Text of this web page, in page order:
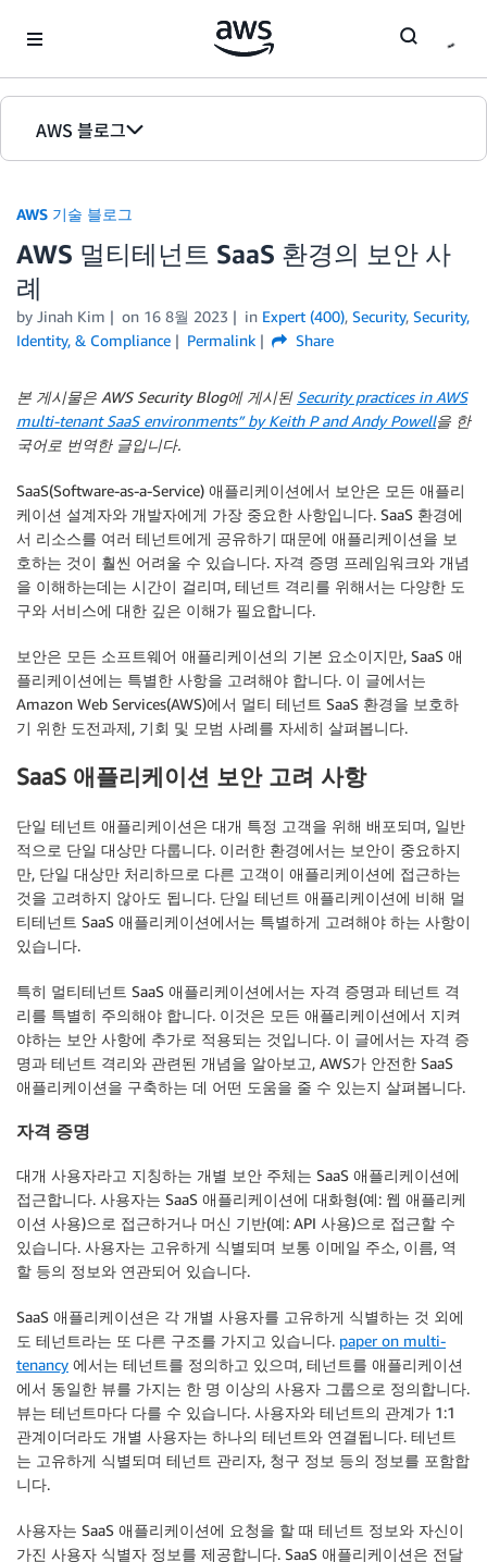
AWS 블로그
홈
에디션
AWS 기술 블로그
AWS 멀티테넌트 SaaS 환경의 보안 사
례
by Jinah Kim on 16 8월 2023 in Expert (400), Security, Security,
Identity, & Compliance
Permalink Share
본 게시물은 AWS Security Blog에 게시된 Security practices in AWS
multi-tenant SaaS environments” by Keith P and Andy Powell을 한
국어로 번역한 글입니다.
SaaS(Software-as-a-Service) 애플리케이션에서 보안은 모든 애플리
케이션 설계자와 개발자에게 가장 중요한 사항입니다. SaaS 환경에
서 리소스를 여러 테넌트에게 공유하기 때문에 애플리케이션을 보
호하는 것이 훨씬 어려울 수 있습니다. 자격 증명 프레임워크와 개념
을 이해하는데는 시간이 걸리며, 테넌트 격리를 위해서는 다양한 도
구와 서비스에 대한 깊은 이해가 필요합니다.
보안은 모든 소프트웨어 애플리케이션의 기본 요소이지만, SaaS 애
플리케이션에는 특별한 사항을 고려해야 합니다. 이 글에서는
Amazon Web Services(AWS)에서 멀티 테넌트 SaaS 환경을 보호하
기 위한 도전과제, 기회 및 모범 사례를 자세히 살펴봅니다.
SaaS 애플리케이션 보안 고려 사항
단일 테넌트 애플리케이션은 대개 특정 고객을 위해 배포되며, 일반
적으로 단일 대상만 다룹니다. 이러한 환경에서는 보안이 중요하지
만, 단일 대상만 처리하므로 다른 고객이 애플리케이션에 접근하는
것을 고려하지 않아도 됩니다. 단일 테넌트 애플리케이션에 비해 멀
티테넌트 SaaS 애플리케이션에서는 특별하게 고려해야 하는 사항이
있습니다.
특히 멀티테넌트 SaaS 애플리케이션에서는 자격 증명과 테넌트 격
리를 특별히 주의해야 합니다. 이것은 모든 애플리케이션에서 지켜
야하는 보안 사항에 추가로 적용되는 것입니다. 이 글에서는 자격 증
명과 테넌트 격리와 관련된 개념을 알아보고, AWS가 안전한 SaaS
애플리케이션을 구축하는 데 어떤 도움을 줄 수 있는지 살펴봅니다.
자격 증명
대개 사용자라고 지칭하는 개별 보안 주체는 SaaS 애플리케이션에
접근합니다. 사용자는 SaaS 애플리케이션에 대화형(예: 웹 애플리케
이션 사용)으로 접근하거나 머신 기반(예: API 사용)으로 접근할 수
있습니다. 사용자는 고유하게 식별되며 보통 이메일 주소, 이름, 역
할 등의 정보와 연관되어 있습니다.
SaaS 애플리케이션은 각 개별 사용자를 고유하게 식별하는 것 외에
도 테넌트라는 또 다른 구조를 가지고 있습니다. paper on multi-
tenancy 에서는 테넌트를 정의하고 있으며, 테넌트를 애플리케이션
에서 동일한 뷰를 가지는 한 명 이상의 사용자 그룹으로 정의합니다.
뷰는 테넌트마다 다를 수 있습니다. 사용자와 테넌트의 관계가 1:1
관계이더라도 개별 사용자는 하나의 테넌트와 연결됩니다. 테넌트
는 고유하게 식별되며 테넌트 관리자, 청구 정보 등의 정보를 포함합
니다.
사용자는 SaaS 애플리케이션에 요청을 할 때 테넌트 정보와 자신이
가진 사용자 식별자 정보를 제공합니다. SaaS 애플리케이션은 전달